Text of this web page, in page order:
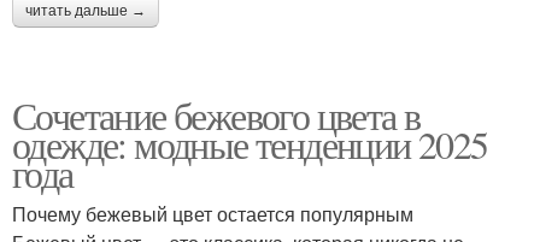
читать дальше →
Сочетание бежевого цвета в
одежде: модные тенденции 2025
года
Почему бежевый цвет остается популярным